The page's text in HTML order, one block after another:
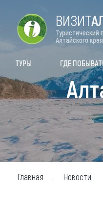
Туры
ВИЗИТ
Туристический
Алтайского края
ТУРЫ ГДЕ
Главная Новости